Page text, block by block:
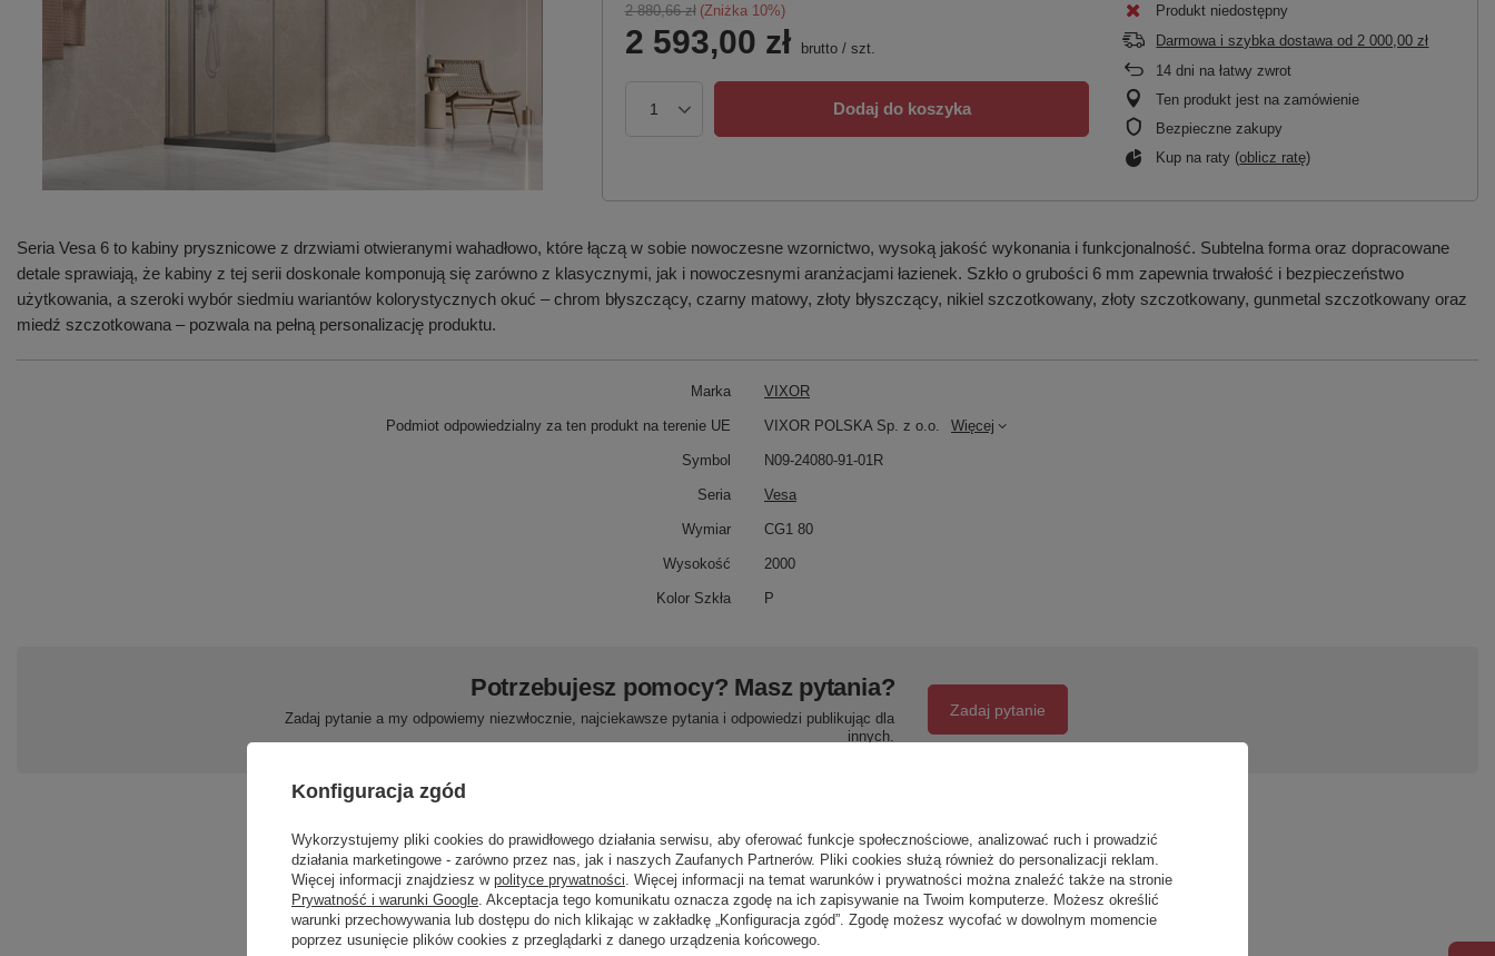
2 880,66 zł (Zniżka 10%)
2 593,00 zł brutto/ szt.
Dodaj do koszyka
Produkt niedostępny
Darmowa i szybka dostawa od 2 000,00 zł
14 dni na łatwy zwrot
Ten produkt jest na zamówienie
Bezpieczne zakupy
Kup na raty (oblicz ratę)
Seria Vesa 6 to kabiny prysznicowe z drzwiami otwieranymi wahadłowo, które łączą w sobie nowoczesne wzornictwo, wysoką jakość wykonania i funkcjonalność. Subtelna forma oraz dopracowane
detale sprawiają, że kabiny z tej serii doskonale komponują się zarówno z klasycznymi, jak i nowoczesnymi aranżacjami łazienek. Szkło o grubości 6 mm zapewnia trwałość i bezpieczeństwo
użytkowania, a szeroki wybór siedmiu wariantów kolorystycznych okuć – chrom błyszczący, czarny matowy, złoty błyszczący, nikiel szczotkowany, złoty szczotkowany, gunmetal szczotkowany oraz
miedź szczotkowana – pozwala na pełną personalizację produktu.
Marka VIXOR
Podmiot odpowiedzialny za ten produkt na terenie UE VIXOR POLSKA Sp. z o.o. Więcej
Symbol N09-24080-91-01R
Seria Vesa
Wymiar CG1 80
Wysokość 2000
Kolor Szkła P
Potrzebujesz pomocy? Masz pytania?
Zadaj pytanie a my odpowiemy niezwłocznie, najciekawsze pytania i odpowiedzi publikując dla
innych.
Zadaj pytanie
Napisz swoją opinię
Twoja ocena:
5/5
Konfiguracja zgód
Wykorzystujemy pliki cookies do prawidłowego działania serwisu, aby oferować funkcje społecznościowe, analizować ruch i prowadzić
działania marketingowe - zarówno przez nas, jak i naszych Zaufanych Partnerów. Pliki cookies służą również do personalizacji reklam.
Więcej informacji znajdziesz w polityce prywatności . Więcej informacji na temat warunków i prywatności można znaleźć także na stronie
Prywatność i warunki Google . Akceptacja tego komunikatu oznacza zgodę na ich zapisywanie na Twoim komputerze. Możesz określić
warunki przechowywania lub dostępu do nich klikając w zakładkę „Konfiguracja zgód”. Zgodę możesz wycofać w dowolnym momencie
poprzez usunięcie plików cookies z przeglądarki z danego urządzenia końcowego.